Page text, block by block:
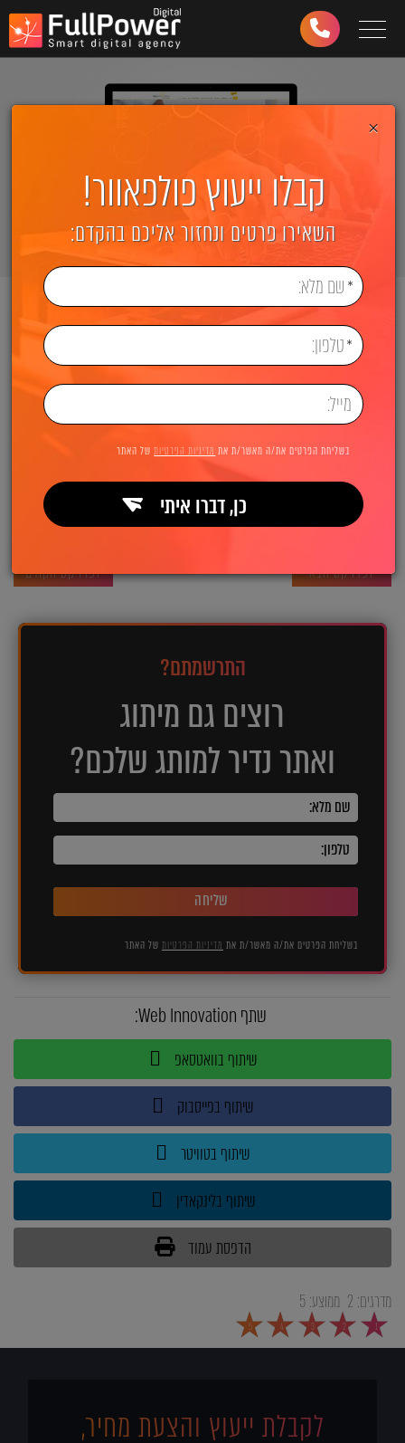
Toggle navigation
03-
997
בניית אתרים Web Innovation
Web Innovation
קישור לאתר:
http://www.web-innovation.co.il
לפרויקט הבא לפרויקט הקודם
התרשמתם?
רוצים גם מיתוג
ואתר נדיר למותג שלכם?
שליחה
בשליחת הפרטים את/ה מאשר/ת את מדיניות הפרטיות של האתר
שתף Web Innovation:
שיתוף בוואטסאפ
שיתוף בפייסבוק
שיתוף בטוויטר
שיתוף בלינקאדין
הדפסת עמוד
מדרגים: 2 ממוצע:5
1
2
3
4
5
לקבלת ייעוץ והצעת מחיר,
×
קבלו ייעוץ פולפאוור!
השאירו פרטים ונחזור אליכם בהקדם:
בשליחת הפרטים את/ה מאשר/ת את מדיניות הפרטיותשל האתר
כן, דברו איתי